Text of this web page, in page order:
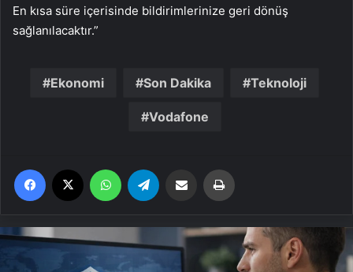
En kısa süre içerisinde bildirimlerinize geri dönüş
sağlanılacaktır.”
Ekonomi Son Dakika Teknoloji
Vodafone
Facebook WhatsApp Email'den paylaş